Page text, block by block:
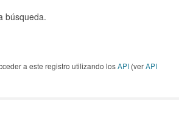
búsqueda.
a este registro utilizando losAPI (verAPI